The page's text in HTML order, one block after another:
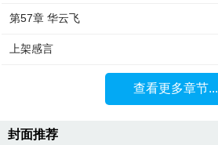
第57章 华云飞
上架感言
查看更多章节...
封面推荐